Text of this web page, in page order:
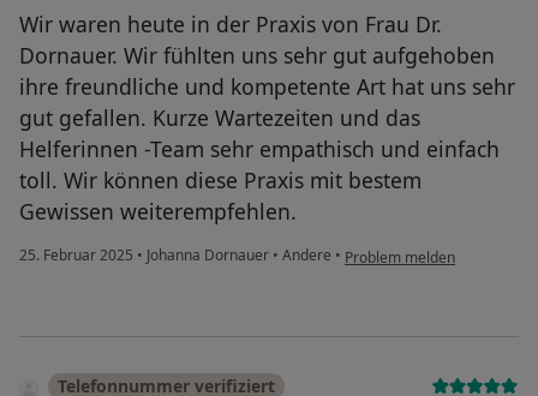
Wir waren heute in der Praxis von Frau Dr.
Dornauer. Wir fühlten uns sehr gut aufgehoben
ihre freundliche und kompetente Art hat uns sehr
gut gefallen. Kurze Wartezeiten und das
Helferinnen -Team sehr empathisch und einfach
toll. Wir können diese Praxis mit bestem
Gewissen weiterempfehlen.
25. Februar 2025 • Johanna Dornauer • Andere • Problem melden
Telefonnummer verifiziert